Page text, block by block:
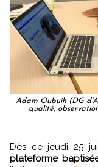
Adam Oubuih (DG
qualité,
Dès ce jeudi 25
plateforme